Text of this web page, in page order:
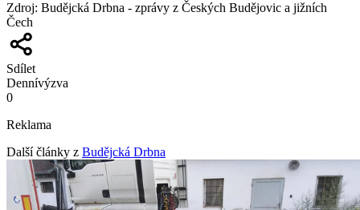
Zdroj: Budějcká Drbna - zprávy z Českých Budějovic a jižních
Čech
Sdílet
Dennívýzva
0
Reklama
Další články z Budějcká Drbna